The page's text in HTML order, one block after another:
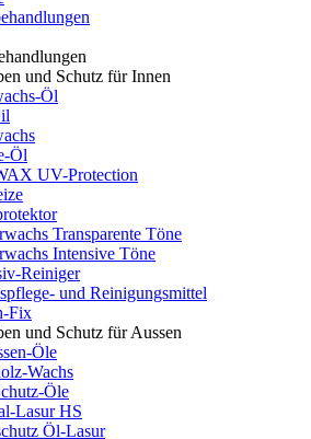
und Schutz für Innen
Öl
Öl
UV-Protection
Transparente Töne
Intensive Töne
Reiniger
und Reinigungsmittel
Fix
und Schutz für Aussen
Öle
Wachs
Öle
Lasur HS
Öl-Lasur